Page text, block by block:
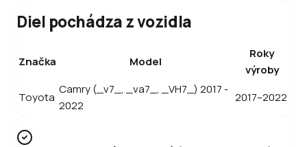
Diel pochádza z vozidla
Značka Model
Roky
výroby
Toyota
Camry (_v7_, _va7_, _VH7_) 2017 -
2022
2017–2022